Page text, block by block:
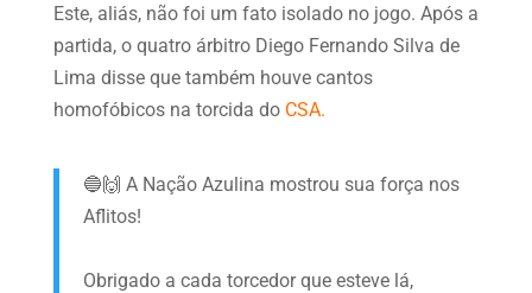
Este, aliás, não foi um fato isolado no jogo. Após a
partida, o quatro árbitro Diego Fernando Silva de
Lima disse que também houve cantos
homofóbicos na torcida do CSA.
🔵🙌 A Nação Azulina mostrou sua força nos
Aflitos!
Obrigado a cada torcedor que esteve lá,